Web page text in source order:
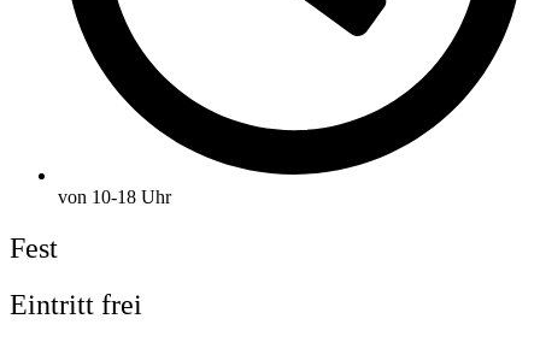
von 10-18 Uhr
Fest
Eintritt frei